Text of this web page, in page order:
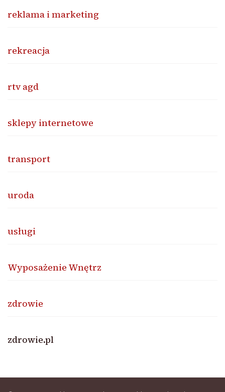
reklama i marketing
rekreacja
rtv agd
sklepy internetowe
transport
uroda
usługi
Wyposażenie Wnętrz
zdrowie
zdrowie.pl